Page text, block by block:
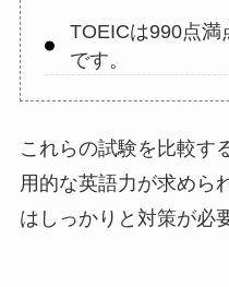
TOEICは990点満
です。
これらの試験を比較す
用的な英語力が求めら
はしっかりと対策が必